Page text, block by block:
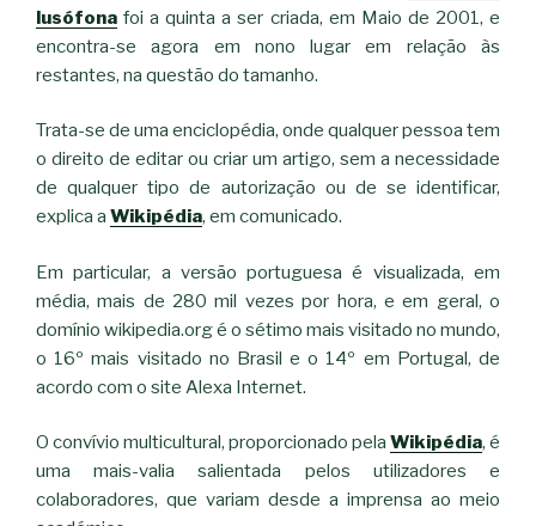
lusófona foi a quinta a ser criada, em Maio de 2001, e
encontra-se agora em nono lugar em relação às
restantes, na questão do tamanho.
Trata-se de uma enciclopédia, onde qualquer pessoa tem
o direito de editar ou criar um artigo, sem a necessidade
de qualquer tipo de autorização ou de se identificar,
explica a Wikipédia, em comunicado.
Em particular, a versão portuguesa é visualizada, em
média, mais de 280 mil vezes por hora, e em geral, o
domínio wikipedia.org é o sétimo mais visitado no mundo,
o 16º mais visitado no Brasil e o 14º em Portugal, de
acordo com o site Alexa Internet.
O convívio multicultural, proporcionado pela Wikipédia, é
uma mais-valia salientada pelos utilizadores e
colaboradores, que variam desde a imprensa ao meio